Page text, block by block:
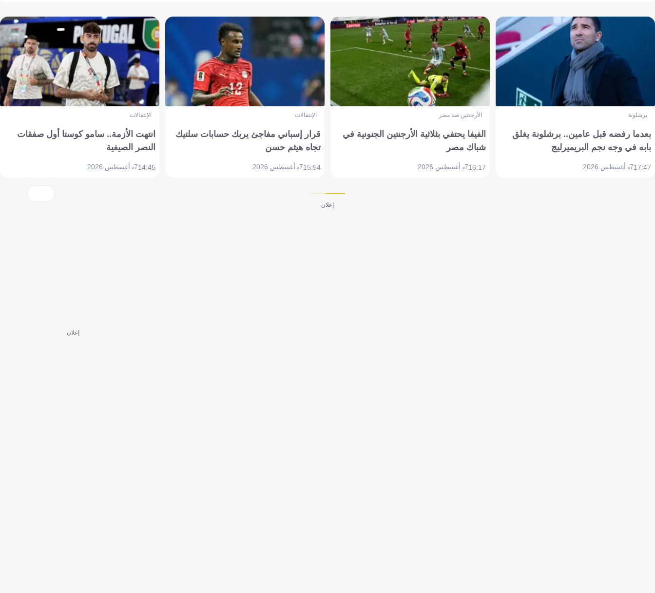
برشلونة
بعدما رفضه قبل عامين.. برشلونة يغلق
بابه في وجه نجم البريميرليج
17:477 أغسطس 2026
الأرجنتين ضد مصر
الفيفا يحتفي بثلاثية الأرجنتين الجنونية في
شباك مصر
16:177 أغسطس 2026
الإنتقالات
قرار إسباني مفاجئ يربك حسابات سلتيك
تجاه هيثم حسن
15:547 أغسطس 2026
الإنتقالات
انتهت الأزمة.. سامو كوستا أول صفقات
النصر الصيفية
14:457 أغسطس 2026
إعلان
إعلان